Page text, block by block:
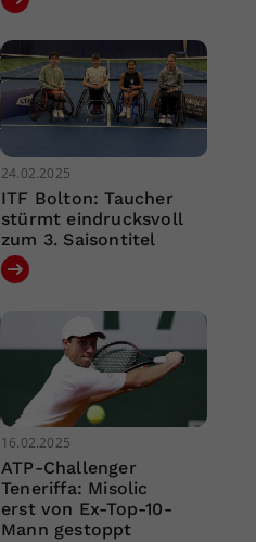
24.02.2025
ITF Bolton: Taucher
stürmt eindrucksvoll
zum 3. Saisontitel
16.02.2025
ATP-Challenger
Teneriffa: Misolic
erst von Ex-Top-10-
Mann gestoppt